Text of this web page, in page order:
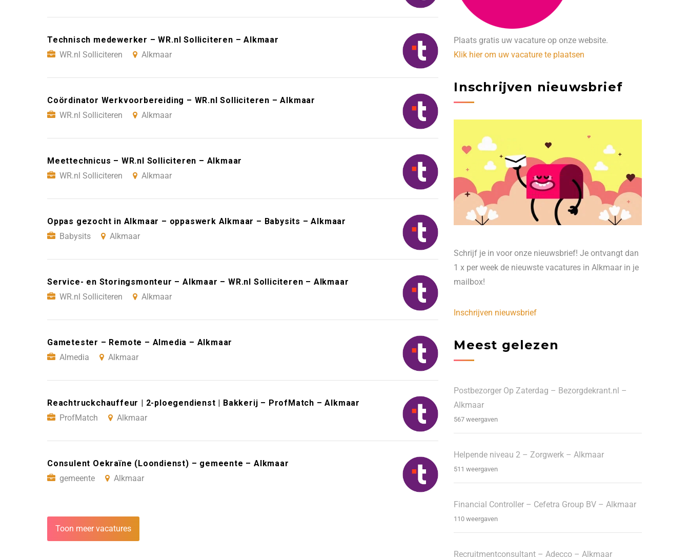
Technisch medewerker – WR.nl Solliciteren – Alkmaar
WR.nl Solliciteren
Alkmaar
Coördinator Werkvoorbereiding – WR.nl Solliciteren – Alkmaar
WR.nl Solliciteren
Alkmaar
Meettechnicus – WR.nl Solliciteren – Alkmaar
WR.nl Solliciteren
Alkmaar
Oppas gezocht in Alkmaar – oppaswerk Alkmaar – Babysits – Alkmaar
Babysits
Alkmaar
Service- en Storingsmonteur – Alkmaar – WR.nl Solliciteren – Alkmaar
WR.nl Solliciteren
Alkmaar
Gametester – Remote – Almedia – Alkmaar
Almedia
Alkmaar
Reachtruckchauffeur | 2-ploegendienst | Bakkerij – ProfMatch – Alkmaar
ProfMatch
Alkmaar
Consulent Oekraïne (Loondienst) – gemeente – Alkmaar
gemeente
Alkmaar
Toon meer vacatures
Plaats gratis uw vacature op onze website.
Klik hier om uw vacature te plaatsen
Inschrijven nieuwsbrief
Schrijf je in voor onze nieuwsbrief! Je ontvangt dan
1 x per week de nieuwste vacatures in Alkmaar in je
mailbox!
Inschrijven nieuwsbrief
Meest gelezen
Postbezorger Op Zaterdag – Bezorgdekrant.nl –
Alkmaar
567 weergaven
Helpende niveau 2 – Zorgwerk – Alkmaar
511 weergaven
Financial Controller – Cefetra Group BV – Alkmaar
110 weergaven
Recruitmentconsultant – Adecco – Alkmaar